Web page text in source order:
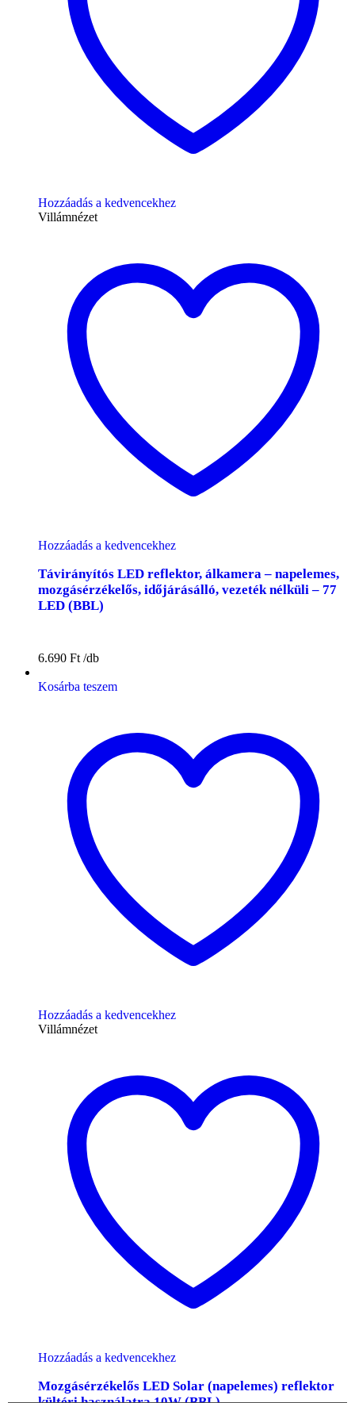
Hozzáadás a kedvencekhez
Villámnézet
Hozzáadás a kedvencekhez
Távirányítós LED reflektor, álkamera – napelemes,
mozgásérzékelős, időjárásálló, vezeték nélküli – 77
LED (BBL)
6.690 Ft
Kosárba teszem
Hozzáadás a kedvencekhez
Villámnézet
Hozzáadás a kedvencekhez
Mozgásérzékelős LED Solar (napelemes) reflektor